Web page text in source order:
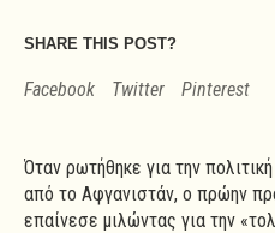
SHARE THIS POST?
Facebook Twitter Pinterest
Όταν ρωτήθηκε για την
από το Αφγανιστάν, ο πρώην
επαίνεσε μιλώντας για την